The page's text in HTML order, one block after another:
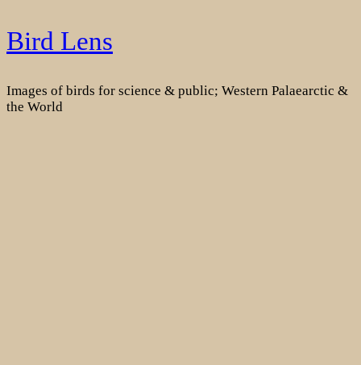
Skip
to
Bird Lens
Images of birds for science & public; Western Palaearctic &
the World